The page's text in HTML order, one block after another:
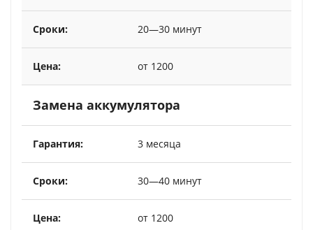
20—30 минут
от 1200
Замена аккумулятора
3 месяца
30—40 минут
от 1200